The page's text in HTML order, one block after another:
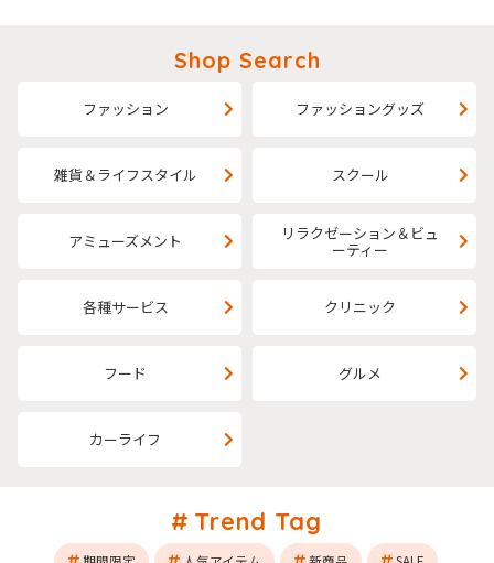
Shop Search
ファッション ファッショングッズ
雑貨＆ライフスタイル スクール
アミューズメント リラクゼーション＆ビュ
ーティー
各種サービス クリニック
フード グルメ
カーライフ
Trend Tag